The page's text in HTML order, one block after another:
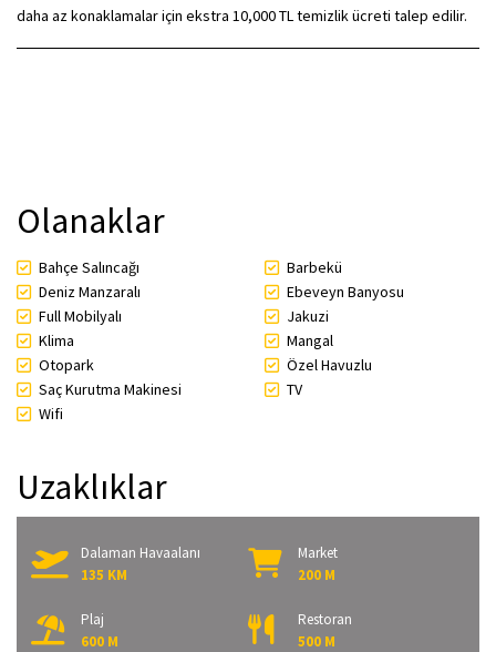
daha az konaklamalar için ekstra 10,000 TL temizlik ücreti talep edilir.
Olanaklar
Bahçe Salıncağı
Barbekü
Deniz Manzaralı
Ebeveyn Banyosu
Full Mobilyalı
Jakuzi
Klima
Mangal
Otopark
Özel Havuzlu
Saç Kurutma Makinesi
TV
Wifi
Uzaklıklar
Dalaman Havaalanı
135 KM
Market
200 M
Plaj
600 M
Restoran
500 M